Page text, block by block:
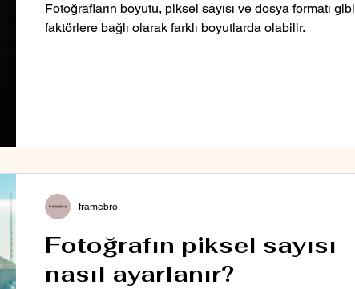
Fotoğrafların boyutu, piksel sayısı ve dosya formatı gibi
faktörlere bağlı olarak farklı boyutlarda olabilir.
Fotoğrafın piksel sayısı
nasıl ayarlanır?
framebro